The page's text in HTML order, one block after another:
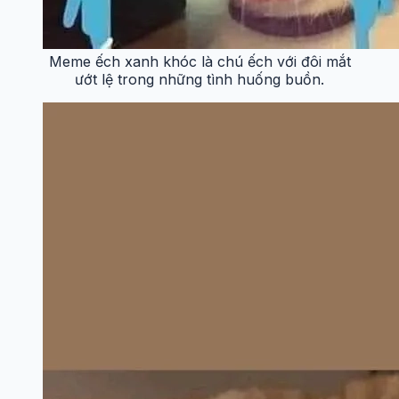
Meme ếch xanh khóc là chú ếch với đôi mắt
ướt lệ trong những tình huống buồn.